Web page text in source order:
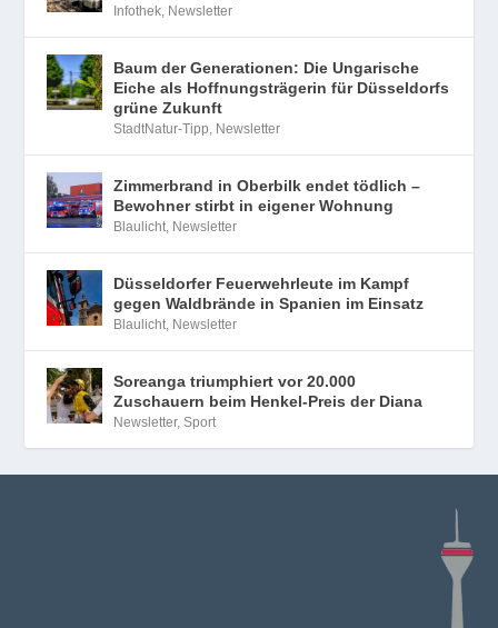
Infothek Newsletter
Baum der Generationen: Die Ungarische
Eiche als Hoffnungsträgerin für Düsseldorfs
grüne Zukunft
StadtNatur-Tipp Newsletter
Zimmerbrand in Oberbilk endet tödlich –
Bewohner stirbt in eigener Wohnung
Blaulicht Newsletter
Düsseldorfer Feuerwehrleute im Kampf
gegen Waldbrände in Spanien im Einsatz
Blaulicht Newsletter
Soreanga triumphiert vor 20.000
Zuschauern beim Henkel-Preis der Diana
Newsletter,Sport